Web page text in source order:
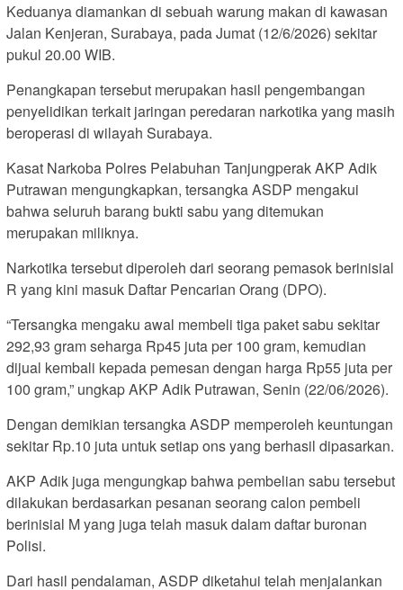
Keduanya diamankan di sebuah warung makan di kawasan
Jalan Kenjeran, Surabaya, pada Jumat (12/6/2026) sekitar
pukul 20.00 WIB.
Penangkapan tersebut merupakan hasil pengembangan
penyelidikan terkait jaringan peredaran narkotika yang masih
beroperasi di wilayah Surabaya.
Kasat Narkoba Polres Pelabuhan Tanjungperak AKP Adik
Putrawan mengungkapkan, tersangka ASDP mengakui
bahwa seluruh barang bukti sabu yang ditemukan
merupakan miliknya.
Narkotika tersebut diperoleh dari seorang pemasok berinisial
R yang kini masuk Daftar Pencarian Orang (DPO).
“Tersangka mengaku awal membeli tiga paket sabu sekitar
292,93 gram seharga Rp45 juta per 100 gram, kemudian
dijual kembali kepada pemesan dengan harga Rp55 juta per
100 gram,” ungkap AKP Adik Putrawan, Senin (22/06/2026).
Dengan demikian tersangka ASDP memperoleh keuntungan
sekitar Rp.10 juta untuk setiap ons yang berhasil dipasarkan.
AKP Adik juga mengungkap bahwa pembelian sabu tersebut
dilakukan berdasarkan pesanan seorang calon pembeli
berinisial M yang juga telah masuk dalam daftar buronan
Polisi.
Dari hasil pendalaman, ASDP diketahui telah menjalankan